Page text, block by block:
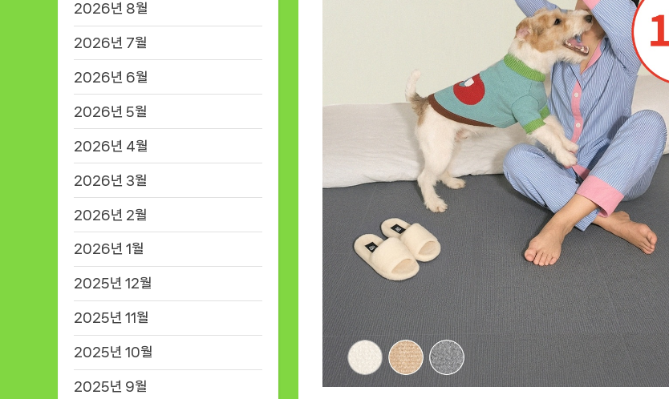
2026년 8월
2026년 7월
2026년 6월
2026년 5월
2026년 4월
2026년 3월
2026년 2월
2026년 1월
2025년 12월
2025년 11월
2025년 10월
2025년 9월